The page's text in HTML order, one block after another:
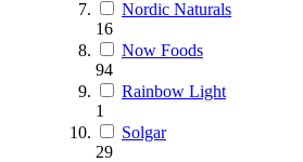
Nordic Naturals
16
Now Foods
94
Rainbow Light
1
Solgar
29